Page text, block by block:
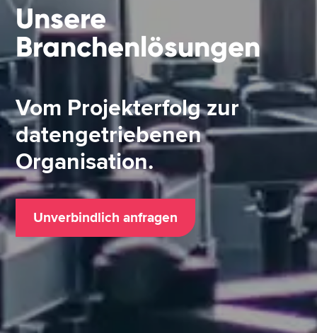
Unsere
Branchenlösungen
Vom Projekterfolg zur
datengetriebenen
Organisation.
Unverbindlich anfragen